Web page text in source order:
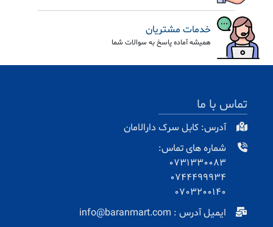
خدمات مشتریان
همیشه آماده پاسخ به سوالات شما
تماس با ما
آدرس: کابل سرک دارالامان
شماره های تماس:
0731330083
0744499934
0703200140
ایمیل آدرس : info@baranmart.com